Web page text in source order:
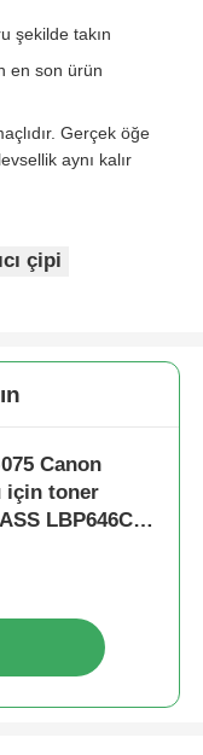
şekilde takın
en son ürün
Gerçek öğe
aynı kalır
çipi
Canon
için toner
LBP646Cdw